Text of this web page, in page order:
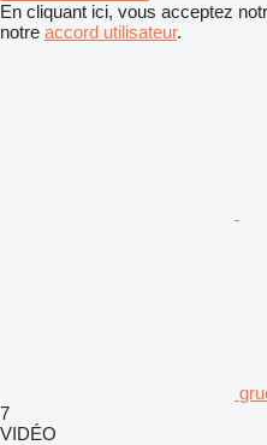
En cliquant ici, vous acceptez
notre accord utilisateur.
7
VIDÉO